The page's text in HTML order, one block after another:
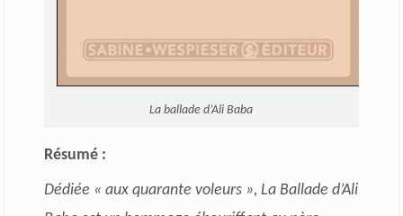
La ballade d’Ali Baba
Résumé :
Dédiée « aux quarante voleurs », La Ballade d’Ali